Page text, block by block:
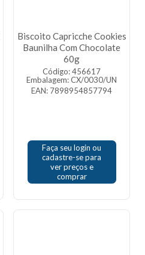
Biscoito Capricche Cookies
Baunilha Com Chocolate
60g
Código: 456617
Embalagem: CX/0030/UN
EAN: 7898954857794
Faça seu login ou
cadastre-se para
ver preços e
comprar